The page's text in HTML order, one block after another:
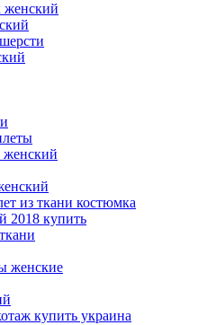
женский
женский
из ткани костюмка
2018 купить
женские
купить украина